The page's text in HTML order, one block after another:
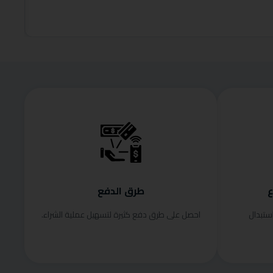
طرق الدفع
احصل على طرق دفع كثيرة لتسهيل عملية الشراء.